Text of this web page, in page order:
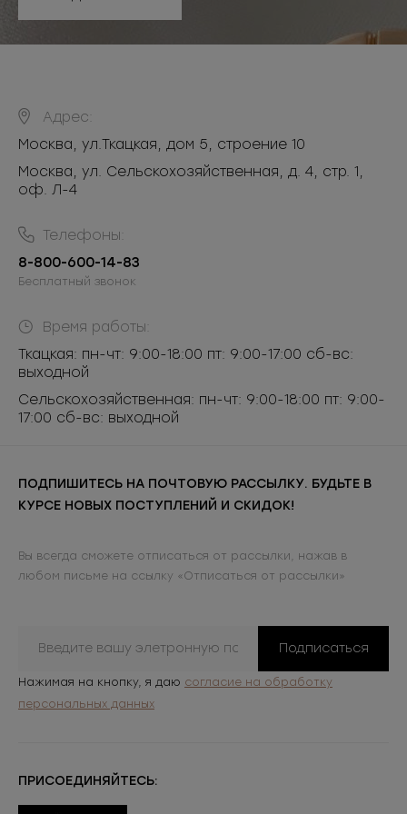
Адрес:
Москва, ул.Ткацкая, дом 5, строение 10
Москва, ул. Сельскохозяйственная, д. 4, стр. 1,
оф. Л-4
Телефоны:
8-800-600-14-83
Бесплатный звонок
Время работы:
Ткацкая: пн-чт: 9:00-18:00 пт: 9:00-17:00 сб-вс:
выходной
Сельскохозяйственная: пн-чт: 9:00-18:00 пт: 9:00-
17:00 сб-вс: выходной
ПОДПИШИТЕСЬ НА ПОЧТОВУЮ РАССЫЛКУ. БУДЬТЕ В
КУРСЕ НОВЫХ ПОСТУПЛЕНИЙ И СКИДОК!
Вы всегда сможете отписаться от рассылки, нажав в
любом письме на ссылку «Отписаться от рассылки»
Подписаться
Нажимая на кнопку, я даю согласие на обработку
персональных данных
ПРИСОЕДИНЯЙТЕСЬ: